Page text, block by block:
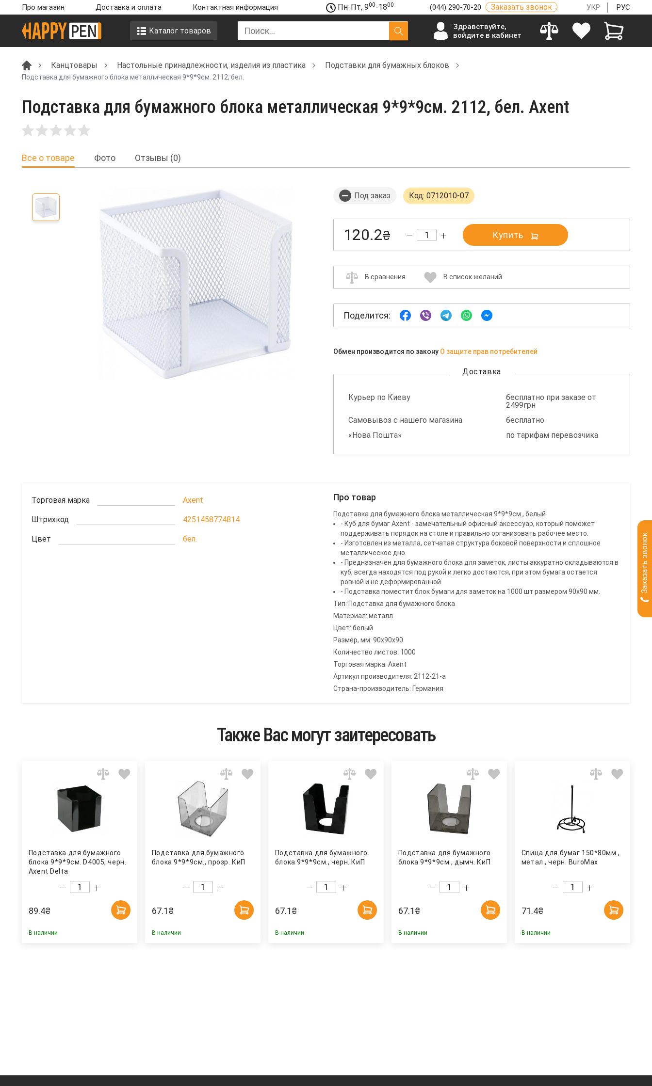
Про магазин Доставка и оплата Контактная информация Пн-Пт, 900-1800 (044) 290-70-20 Заказать звонок УКР РУС
Каталог товаров
Здравствуйте,
войдите в кабинет
Канцтовары Настольные принадлежности, изделия из пластика Подставки для бумажных блоков
Подставка для бумажного блока металлическая 9*9*9см. 2112, бел.
Подставка для бумажного блока металлическая 9*9*9см. 2112, бел. Axent
Все о товаре Фото Отзывы (0)
Под заказ Код: 0712010-07
120.2₴ Купить
В сравнения В список желаний
Поделится:
Обмен производится по закону О защите прав потребителей
Доставка
Курьер по Киеву
бесплатно при заказе от
2499грн
Самовывоз с нашего магазина
бесплатно
«Нова Пошта»
по тарифам перевозчика
Торговая марка Axent
Штрихкод 4251458774814
Цвет бел.
Про товар
Подставка для бумажного блока металлическая 9*9*9см., белый
- Куб для бумаг Axent - замечательный офисный аксессуар, который поможет
поддерживать порядок на столе и правильно организовать рабочее место.
- Изготовлен из металла, сетчатая структура боковой поверхности и сплошное
металлическое дно.
- Предназначен для бумажного блока для заметок, листы аккуратно складываются в
куб, всегда находятся под рукой и легко достаются, при этом бумага остается
ровной и не деформированной.
- Подставка поместит блок бумаги для заметок на 1000 шт размером 90х90 мм.
Тип: Подставка для бумажного блока
Материал: металл
Цвет: белый
Размер, мм: 90х90х90
Количество листов: 1000
Торговая марка: Axent
Артикул производителя: 2112-21-a
Страна-производитель: Германия
Также Вас могут заитересовать
Подставка для бумажного
блока 9*9*9см. D4005, черн.
Axent Delta
89.4₴
В наличии
Подставка для бумажного
блока 9*9*9см., прозр. КиП
67.1₴
В наличии
Подставка для бумажного
блока 9*9*9см., черн. КиП
67.1₴
В наличии
Подставка для бумажного
блока 9*9*9см., дымч. КиП
67.1₴
В наличии
Спица для бумаг 150*80мм.,
метал., черн. BuroMax
71.4₴
В наличии
Заказать звонок